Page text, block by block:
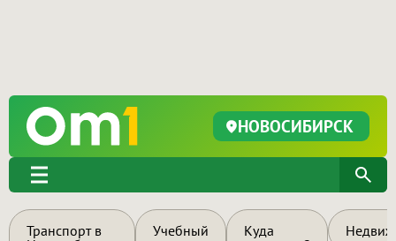
НОВОСИБИРСК
Транспорт в
Учебный
Куда